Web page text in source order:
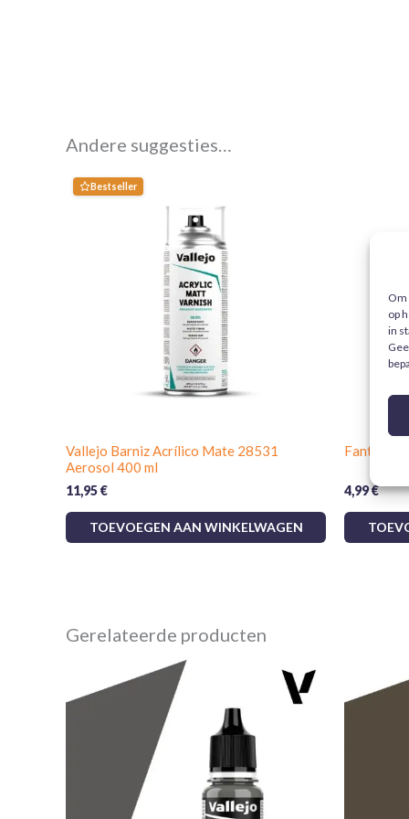
Om
op
in
Andere suggesties…
Bestseller
Vallejo Barniz Acrílico Mate 28531
Aerosol 400 ml
11,95€
TOEVOEGEN AAN WINKELWAGEN
Fantasy
4,99€
Gerelateerde producten